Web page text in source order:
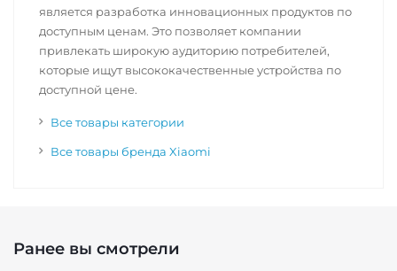
является разработка инновационных продуктов по
доступным ценам. Это позволяет компании
привлекать широкую аудиторию потребителей,
которые ищут высококачественные устройства по
доступной цене.
Все товары категории
Все товары бренда Xiaomi
Ранее вы смотрели